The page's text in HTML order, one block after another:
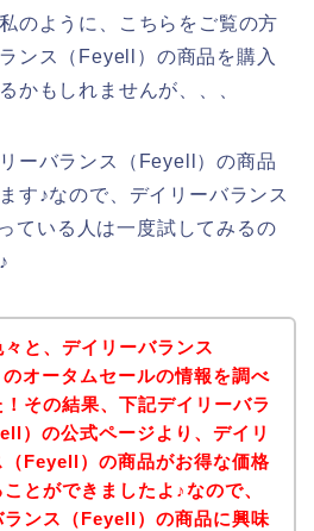
のように、こちらをご覧の方
ンス（Feyell）の商品を購入
かもしれませんが、、、
ーバランス（Feyell）の商品
す♪なので、デイリーバランス
ている人は一度試してみるの
と、デイリーバランス
のオータムセールの情報を調べ
その結果、下記デイリーバラ
）の公式ページより、デイリ
（Feyell）の商品がお得な価格
とができましたよ♪なので、
ランス（Feyell）の商品に興味